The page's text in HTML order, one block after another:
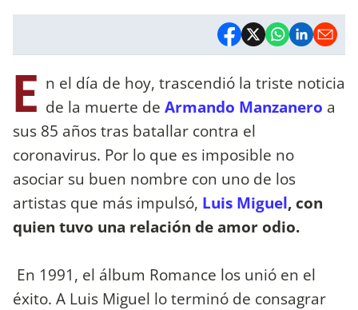
E n el día de hoy, trascendió la triste noticia
de la muerte de Armando Manzanero a
sus 85 años tras batallar contra el
coronavirus. Por lo que es imposible no
asociar su buen nombre con uno de los
artistas que más impulsó, Luis Miguel, con
quien tuvo una relación de amor odio.
En 1991, el álbum Romance los unió en el
éxito. A Luis Miguel lo terminó de consagrar